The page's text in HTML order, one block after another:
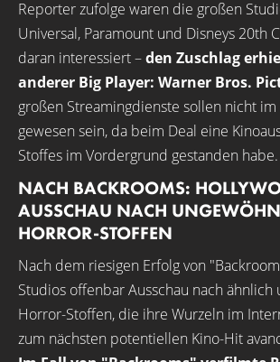
Reporter zufolge waren die großen
Universal, Paramount und Disneys 20th
daran interessiert –den Zuschlag
anderer Big Player: Warner Bros.
großen Streamingdienste sollen nicht im
gewesen sein, da beim Deal eine
Stoffes im Vordergrund gestanden habe.
NACH BACKROOMS:
AUSSCHAU NACH
HORROR-STOFFEN
Nach dem riesigen Erfolg von
Studios offenbar Ausschau nach ähnlich
Horror-Stoffen, die ihre Wurzeln im
zum nächsten potentiellen Kino-Hit